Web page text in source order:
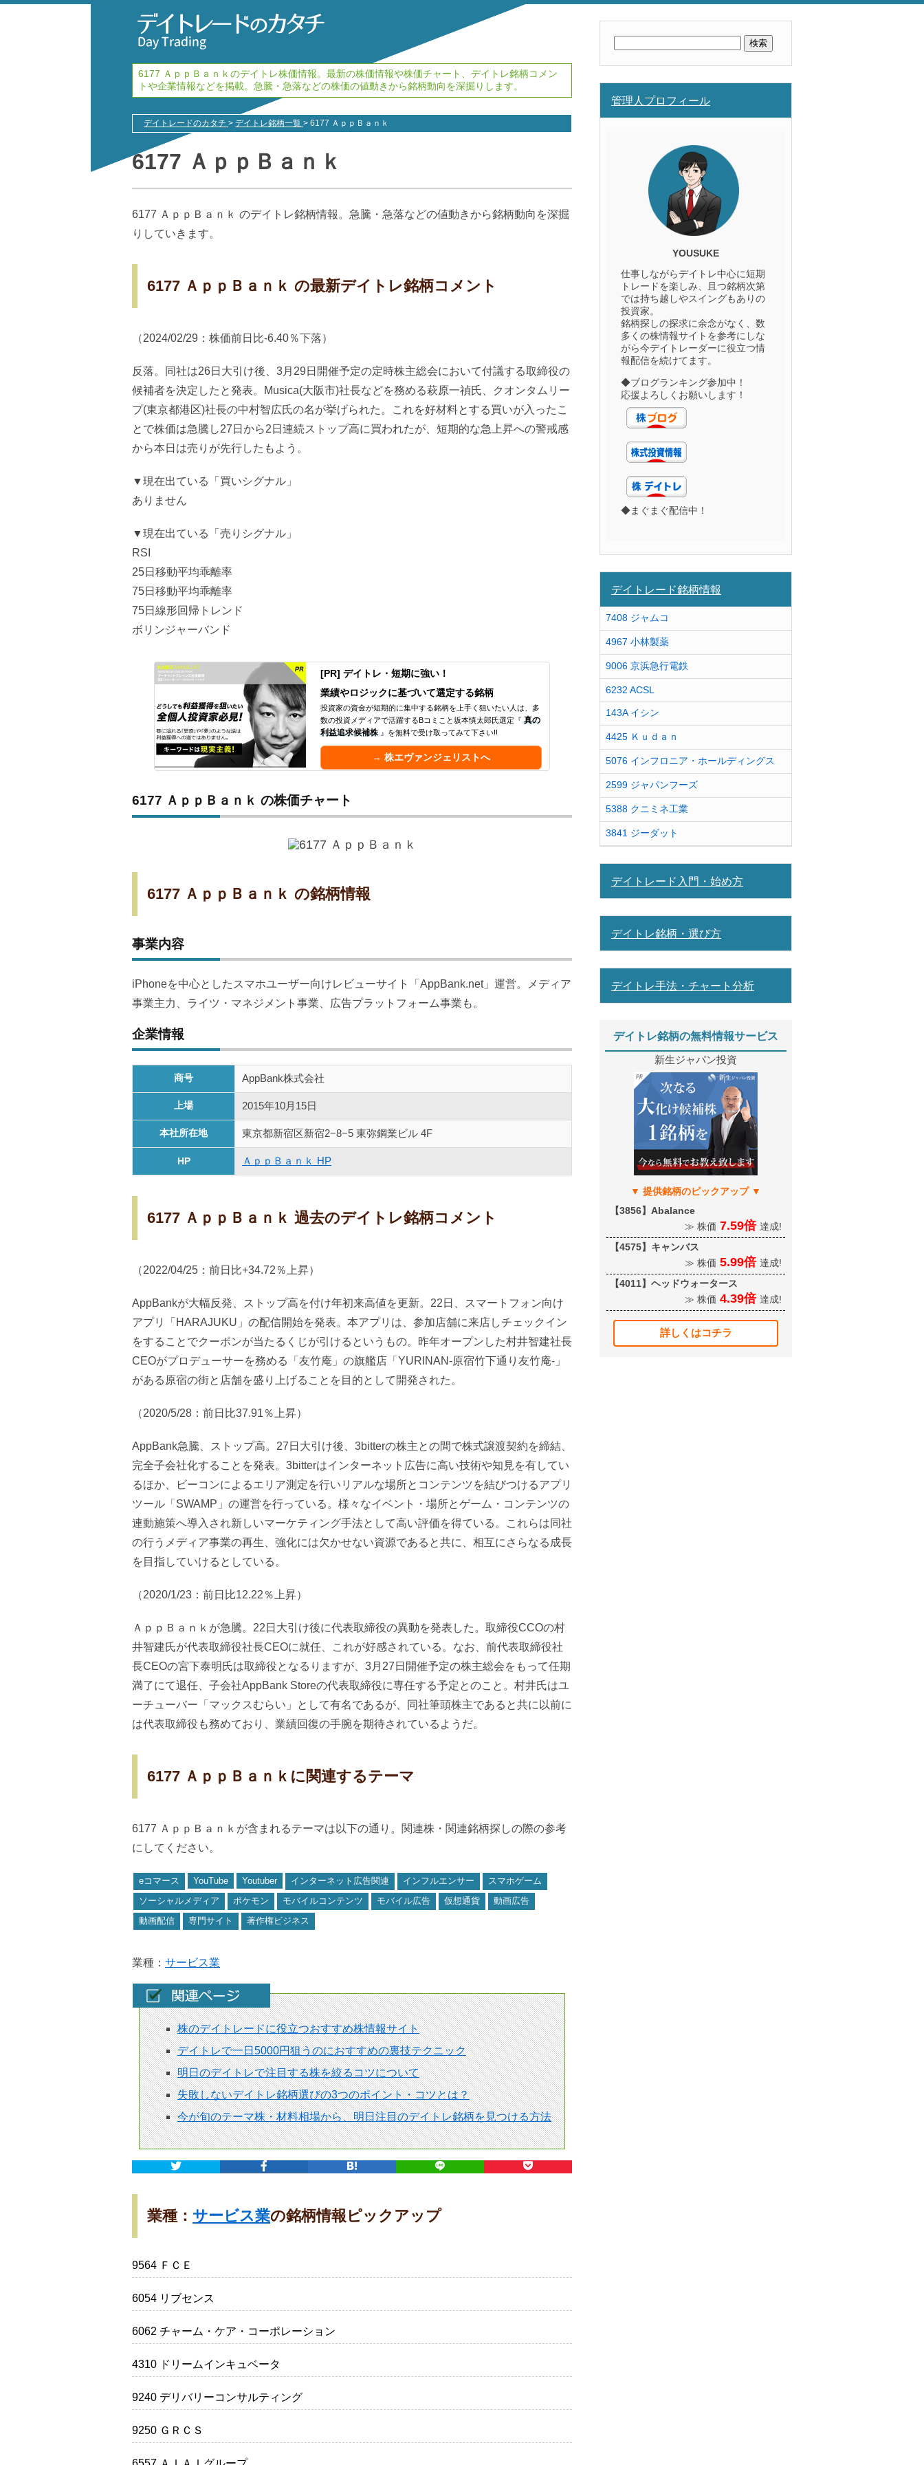
6177 ＡｐｐＢａｎｋのデイトレ株価情報。最新の株価情報や株価チャート、デイトレ銘柄コメン
トや企業情報などを掲載。急騰・急落などの株価の値動きから銘柄動向を深掘りします。
デイトレードのカタチ > デイトレ銘柄一覧 > 6177 ＡｐｐＢａｎｋ
6177 ＡｐｐＢａｎｋ
6177 ＡｐｐＢａｎｋ のデイトレ銘柄情報。急騰・急落などの値動きから銘柄動向を深掘
りしていきます。
6177 ＡｐｐＢａｎｋ の最新デイトレ銘柄コメント
（2024/02/29：株価前日比-6.40％下落）
反落。同社は26日大引け後、3月29日開催予定の定時株主総会において付議する取締役の
候補者を決定したと発表。Musica(大阪市)社長などを務める萩原一禎氏、クオンタムリー
プ(東京都港区)社長の中村智広氏の名が挙げられた。これを好材料とする買いが入ったこ
とで株価は急騰し27日から2日連続ストップ高に買われたが、短期的な急上昇への警戒感
から本日は売りが先行したもよう。
▼現在出ている「買いシグナル」
ありません
▼現在出ている「売りシグナル」
RSI
25日移動平均乖離率
75日移動平均乖離率
75日線形回帰トレンド
ボリンジャーバンド
[PR] デイトレ・短期に強い！
業績やロジックに基づいて選定する銘柄
投資家の資金が短期的に集中する銘柄を上手く狙いたい人は、多
数の投資メディアで活躍するBコミこと坂本慎太郎氏選定『 真の
利益追求候補株 』を無料で受け取ってみて下さい!!
→ 株エヴァンジェリストへ
6177 ＡｐｐＢａｎｋ の株価チャート
6177 ＡｐｐＢａｎｋ の銘柄情報
事業内容
iPhoneを中心としたスマホユーザー向けレビューサイト「AppBank.net」運営。メディア
事業主力、ライツ・マネジメント事業、広告プラットフォーム事業も。
企業情報
商号 AppBank株式会社
上場 2015年10月15日
本社所在地 東京都新宿区新宿2−8−5 東弥鋼業ビル 4F
HP ＡｐｐＢａｎｋ HP
6177 ＡｐｐＢａｎｋ 過去のデイトレ銘柄コメント
（2022/04/25：前日比+34.72％上昇）
AppBankが大幅反発、ストップ高を付け年初来高値を更新。22日、スマートフォン向け
アプリ「HARAJUKU」の配信開始を発表。本アプリは、参加店舗に来店しチェックイン
をすることでクーポンが当たるくじが引けるというもの。昨年オープンした村井智建社長
CEOがプロデューサーを務める「友竹庵」の旗艦店「YURINAN-原宿竹下通り友竹庵-」
がある原宿の街と店舗を盛り上げることを目的として開発された。
（2020/5/28：前日比37.91％上昇）
AppBank急騰、ストップ高。27日大引け後、3bitterの株主との間で株式譲渡契約を締結、
完全子会社化することを発表。3bitterはインターネット広告に高い技術や知見を有してい
るほか、ビーコンによるエリア測定を行いリアルな場所とコンテンツを結びつけるアプリ
ツール「SWAMP」の運営を行っている。様々なイベント・場所とゲーム・コンテンツの
連動施策へ導入され新しいマーケティング手法として高い評価を得ている。これらは同社
の行うメディア事業の再生、強化には欠かせない資源であると共に、相互にさらなる成長
を目指していけるとしている。
（2020/1/23：前日比12.22％上昇）
ＡｐｐＢａｎｋが急騰。22日大引け後に代表取締役の異動を発表した。取締役CCOの村
井智建氏が代表取締役社長CEOに就任、これが好感されている。なお、前代表取締役社
長CEOの宮下泰明氏は取締役となるりますが、3月27日開催予定の株主総会をもって任期
満了にて退任、子会社AppBank Storeの代表取締役に専任する予定とのこと。村井氏はユ
ーチューバー「マックスむらい」として有名であるが、同社筆頭株主であると共に以前に
は代表取締役も務めており、業績回復の手腕を期待されているようだ。
6177 ＡｐｐＢａｎｋに関連するテーマ
6177 ＡｐｐＢａｎｋが含まれるテーマは以下の通り。関連株・関連銘柄探しの際の参考
にしてください。
eコマース YouTube Youtuber インターネット広告関連 インフルエンサー
スマホゲーム
ソーシャルメディア
ポケモン モバイルコンテンツ モバイル広告 仮想通貨
動画広告
動画配信
専門サイト 著作権ビジネス
業種： サービス業
株のデイトレードに役立つおすすめ株情報サイト
デイトレで一日5000円狙うのにおすすめの裏技テクニック
明日のデイトレで注目する株を絞るコツについて
失敗しないデイトレ銘柄選びの3つのポイント・コツとは？
今が旬のテーマ株・材料相場から、明日注目のデイトレ銘柄を見つける方法
業種： サービス業の銘柄情報ピックアップ
9564 ＦＣＥ
6054 リブセンス
6062 チャーム・ケア・コーポレーション
4310 ドリームインキュベータ
9240 デリバリーコンサルティング
9250 ＧＲＣＳ
検
索:
管理人プロフィール
YOUSUKE
仕事しながらデイトレ中心に短期
トレードを楽しみ、且つ銘柄次第
では持ち越しやスイングもありの
投資家。
銘柄探しの探求に余念がなく、数
多くの株情報サイトを参考にしな
がら今デイトレーダーに役立つ情
報配信を続けてます。
◆ブログランキング参加中！
応援よろしくお願いします！
◆まぐまぐ配信中！
デイトレード銘柄情報
7408 ジャムコ
4967 小林製薬
9006 京浜急行電鉄
6232 ACSL
143A イシン
4425 Ｋｕｄａｎ
5076 インフロニア・ホールディングス
2599 ジャパンフーズ
5388 クニミネ工業
3841 ジーダット
デイトレード入門・始め方
デイトレ銘柄・選び方
デイトレ手法・チャート分析
デイトレ銘柄の無料情報サービス
新生ジャパン投資
【3856】Abalance
≫ 株価 7.59倍 達成!
【4575】キャンバス
≫ 株価 5.99倍 達成!
【4011】ヘッドウォータース
≫ 株価 4.39倍 達成!
詳しくはコチラ